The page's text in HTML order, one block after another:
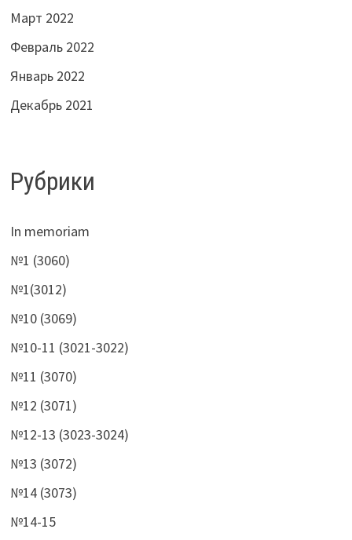
Март 2022
Февраль 2022
Январь 2022
Декабрь 2021
Рубрики
In memoriam
№1 (3060)
№1(3012)
№10 (3069)
№10-11 (3021-3022)
№11 (3070)
№12 (3071)
№12-13 (3023-3024)
№13 (3072)
№14 (3073)
№14-15